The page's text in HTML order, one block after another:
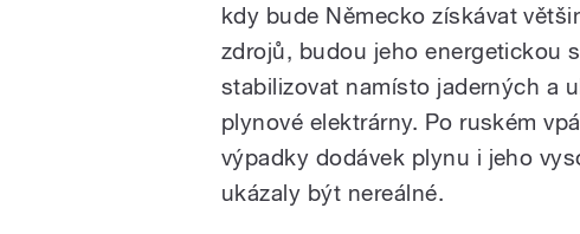
kdy bude Německo získávat
zdrojů, budou jeho energetickou
stabilizovat namísto jaderných a
plynové elektrárny. Po ruském
výpadky dodávek plynu i jeho
ukázaly být nereálné.